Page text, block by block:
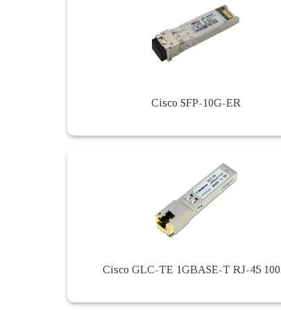
Cisco SFP-10G-ER
Cisco GLC-TE 1GBASE-T RJ-45